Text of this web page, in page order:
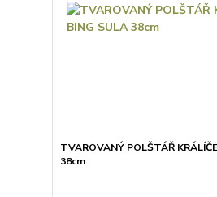
TVAROVANÝ POLŠTÁŘ
38cm